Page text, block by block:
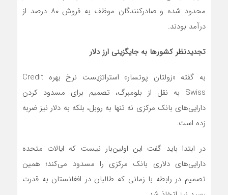
محدود شده و صادرکنندگان موظف به فروش ۸۰ درصد از
درآمد بودند.
تجدیدنظر کشورها به جایگزینی ارز دلار
به گفته «زولتان پوتسار» استراتژیست نرخ بهره Credit
Swiss به نقل از بلومبرگ، تصمیم برای مسدود کردن
دارایی‌های بانک مرکزی نه تنها به روبل، بلکه به دلار نیز ضربه
زده است.
در ابتدا باید گفت این اولین‌بار نیست که ایالات متحده
دارایی‌های دلاری بانک مرکزی را مسدود می‌کند؛ همین
تصمیم در رابطه با زمانی که طالبان در افغانستان به قدرت